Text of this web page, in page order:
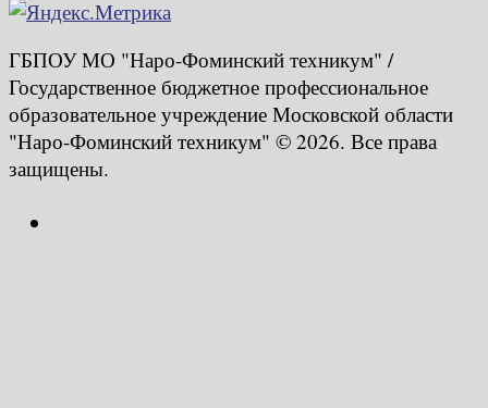
ГБПОУ МО "Наро-Фоминский техникум" /
Государственное бюджетное профессиональное
образовательное учреждение Московской области
"Наро-Фоминский техникум" © 2026. Все права
защищены.